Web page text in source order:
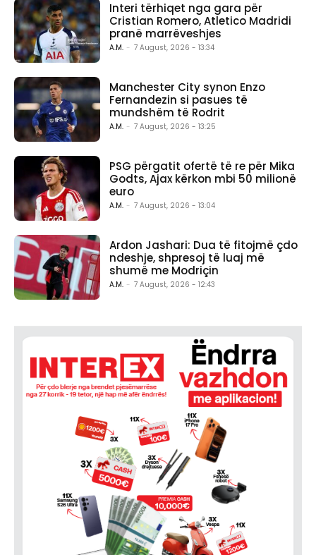
Interi tërhiqet nga gara për
Cristian Romero, Atletico Madridi
pranë marrëveshjes
A.M. - 7 August, 2026 - 13:34
Manchester City synon Enzo
Fernandezin si pasues të
mundshëm të Rodrit
A.M. - 7 August, 2026 - 13:25
PSG përgatit ofertë të re për Mika
Godts, Ajax kërkon mbi 50 milionë
euro
A.M. - 7 August, 2026 - 13:04
Ardon Jashari: Dua të fitojmë çdo
ndeshje, shpresoj të luaj më
shumë me Modriçin
A.M. - 7 August, 2026 - 12:43